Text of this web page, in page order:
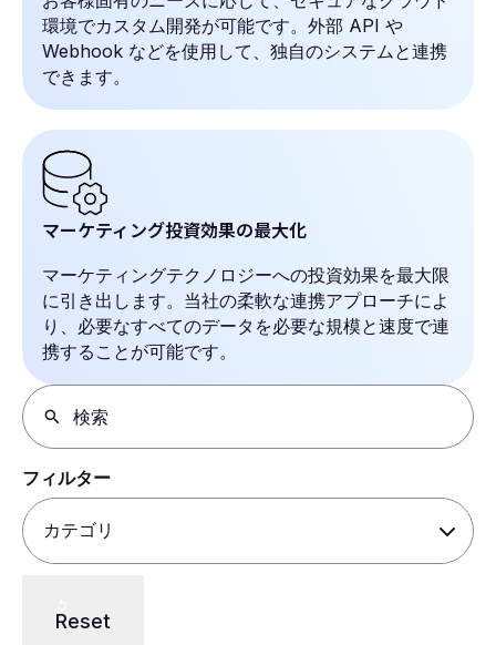
環境でカスタム開発が可能です。外部 API や
Webhook などを使用して、独自のシステムと連携
できます。
マーケティング投資効果の最大化
マーケティングテクノロジーへの投資効果を最大限
に引き出します。当社の柔軟な連携アプローチによ
り、必要なすべてのデータを必要な規模と速度で連
携することが可能です。
フィルター
Reset